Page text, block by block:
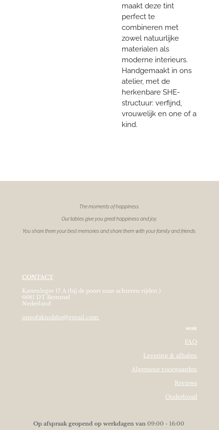
maakt deze tint
perfect te
combineren met
zowel natuurlijke
materialen als
moderne interieurs.
Handgemaakt in ons
atelier, met de
herkenbare SHE-
structuur: verfijnd,
vrouwelijk en one of a
kind.
The moments ofhappiness.
Our tables give you great happiness and joy.
You share there your best memories and share them with your family and friends.
CONTACT
Kattenleger 17 A (bij de poort naar achteren rijden )
6681 DT Bemmel
Nederland
oneofakindshe@gmail.com
MORE
FAQ
Levering & afhalen
Algemene voorwaarden
Reviews
Onderhoud
Op afspraak geopend op werkdagen van 09:00 - 16:00